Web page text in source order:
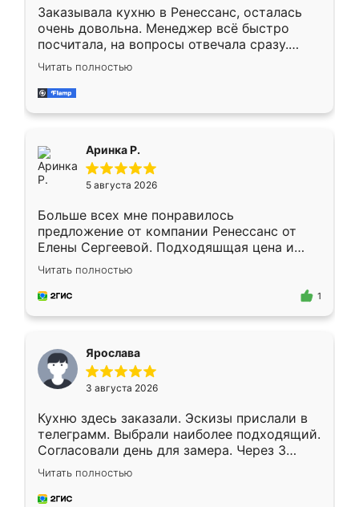
Заказывала кухню в Ренессанс, осталась
очень довольна. Менеджер всё быстро
посчитала, на вопросы отвечала сразу.
Замерщик приехал в субботу, подошёл к
делу со всей ответственностью. Собрали
за день, ребята работали аккуратно, даже
Читать полностью
Аринка Р.
5 августа 2026
Больше всех мне понравилось
предложение от компании Ренессанс от
Елены Сергеевой. Подходяшщая цена и
короткие сроки изготовления. Приехавший
для замера сотрудник Владислав
предложил по моему эскизу самый
Читать полностью
1
Ярослава
3 августа 2026
Кухню здесь заказали. Эскизы прислали в
телеграмм. Выбрали наиболее подходящий.
Согласовали день для замера. Через 3
недели кухня была уже готова. Остались
довольны работой. Спасибо Ренессанс
мебель за качественную работу!
Читать полностью